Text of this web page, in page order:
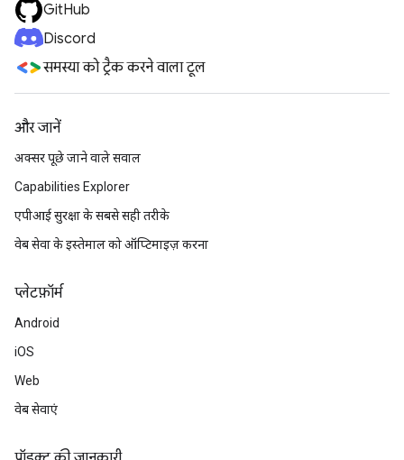
GitHub
Discord
समस्या को ट्रैक करने वाला टूल
और जानें
अक्सर पूछे जाने वाले सवाल
Capabilities Explorer
एपीआई सुरक्षा के सबसे सही तरीके
वेब सेवा के इस्तेमाल को ऑप्टिमाइज़ करना
प्‍लेटफ़ॉर्म
Android
iOS
Web
वेब सेवाएं